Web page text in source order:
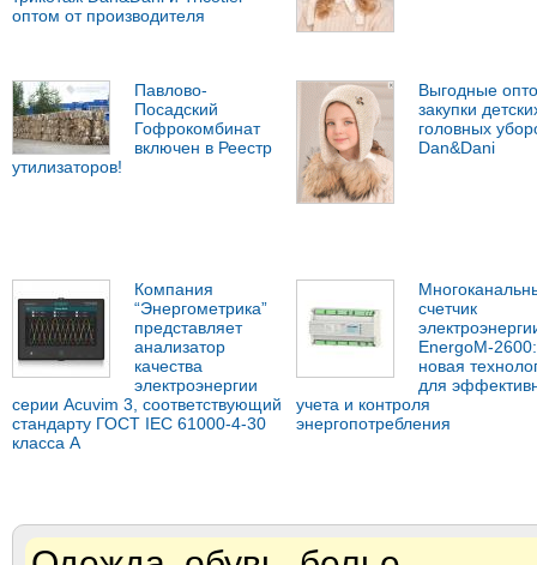
оптом от производителя
Павлово-
Посадский
Гофрокомбинат
включен в Реестр
утилизаторов!
Выгодные
закупки
головных
Dan&Dani
Компания
“Энергометрика”
представляет
анализатор
качества
электроэнергии
серии Acuvim 3, соответствующий
стандарту ГОСТ IEC 61000-4-30
класса А
счетчик
EnergoM-2600:
новая
для
учета и контроля
энергопотребления